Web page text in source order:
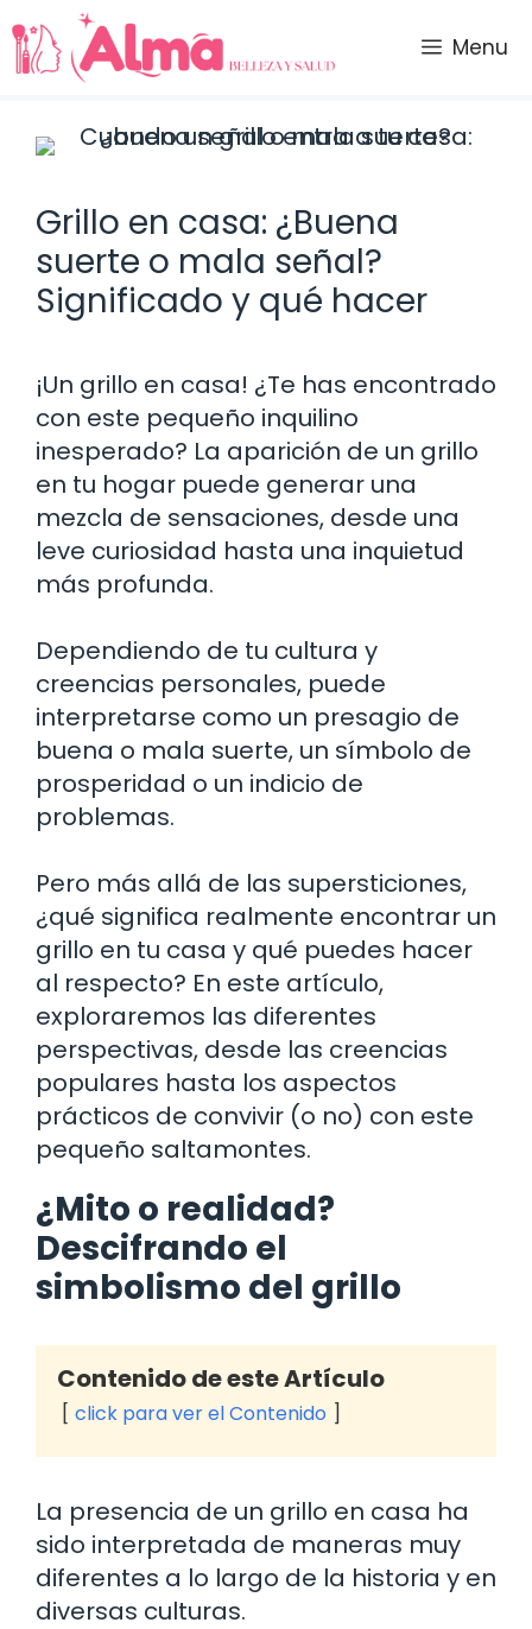
Saltar
al
contenido
Menu
Grillo en casa: ¿Buena
suerte o mala señal?
Significado y qué hacer
¡Un grillo en casa! ¿Te has encontrado
con este pequeño inquilino
inesperado? La aparición de un grillo
en tu hogar puede generar una
mezcla de sensaciones, desde una
leve curiosidad hasta una inquietud
más profunda.
Dependiendo de tu cultura y
creencias personales, puede
interpretarse como un presagio de
buena o mala suerte, un símbolo de
prosperidad o un indicio de
problemas.
Pero más allá de las supersticiones,
¿qué significa realmente encontrar un
grillo en tu casa y qué puedes hacer
al respecto? En este artículo,
exploraremos las diferentes
perspectivas, desde las creencias
populares hasta los aspectos
prácticos de convivir (o no) con este
pequeño saltamontes.
¿Mito o realidad?
Descifrando el
simbolismo del grillo
Contenido de este Artículo
click para ver el Contenido
La presencia de un grillo en casa ha
sido interpretada de maneras muy
diferentes a lo largo de la historia y en
diversas culturas.